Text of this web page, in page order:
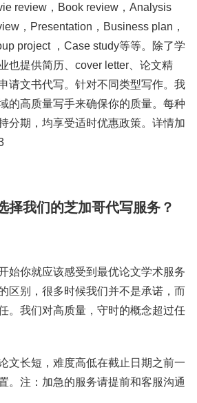
review，Book review，Analysis
，Presentation，Business plan，
project ，Case study等等。除了学
也提供简历、cover letter、论文精
请文书代写。针对不同类型写作。我
的高质量写手来确保你的质量。每种
分期，均享受适时优惠政策。详情加
择我们的芝加哥代写服务？
始你就应该感受到最优论文学术服务
区别，很多时候我们并不是承诺，而
。我们对高质量，守时的概念超过任
文长短，难度高低在截止日期之前一
。注：加急的服务请提前和客服沟通